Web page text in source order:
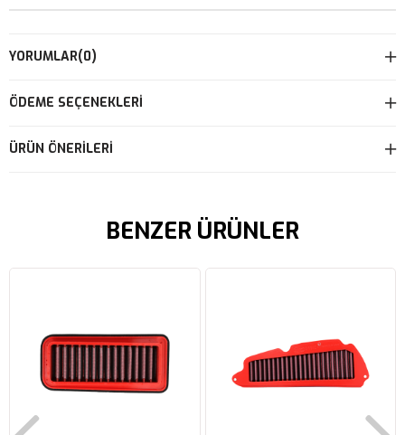
YORUMLAR(0)
ÖDEME SEÇENEKLERI
ÜRÜN ÖNERILERI
BENZER ÜRÜNLER